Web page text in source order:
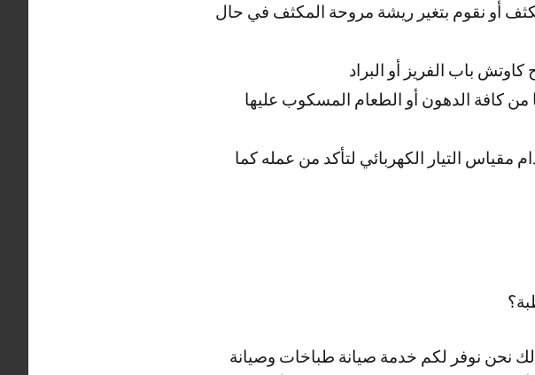
أو نقوم بتغير ريشة مروحة المكثف في حال
باب الفريز أو البراد
كافة الدهون أو الطعام المسكوب عليها
التيار الكهربائي لتأكد من عمله كما
نحن نوفر لكم خدمة صيانة طباخات وصيانة